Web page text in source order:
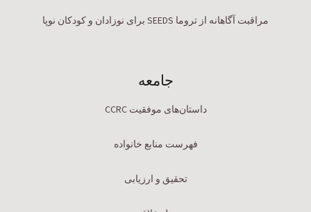
مراقبت آگاهانه از تروما SEEDS برای نوزادان و کودکان نوپا
جامعه
داستان‌های موفقیت CCRC
فهرست منابع خانواده
تحقیق و ارزیابی